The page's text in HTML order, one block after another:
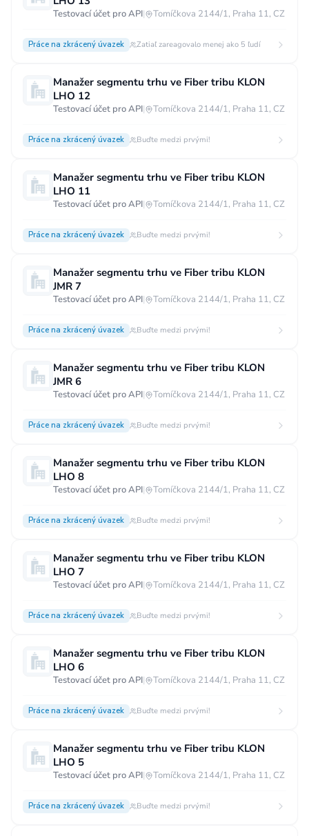
Testovací účet pro API| Tomíčkova 2144/1, Praha 11, CZ
Práce na zkrácený úvazek Zatiaľ zareagovalo menej ako 5 ľudí
Manažer segmentu trhu ve Fiber tribu KLON
LHO 12
Testovací účet pro API| Tomíčkova 2144/1, Praha 11, CZ
Práce na zkrácený úvazek Buďte medzi prvými!
Manažer segmentu trhu ve Fiber tribu KLON
LHO 11
Testovací účet pro API| Tomíčkova 2144/1, Praha 11, CZ
Práce na zkrácený úvazek Buďte medzi prvými!
Manažer segmentu trhu ve Fiber tribu KLON
JMR 7
Testovací účet pro API| Tomíčkova 2144/1, Praha 11, CZ
Práce na zkrácený úvazek Buďte medzi prvými!
Manažer segmentu trhu ve Fiber tribu KLON
JMR 6
Testovací účet pro API| Tomíčkova 2144/1, Praha 11, CZ
Práce na zkrácený úvazek Buďte medzi prvými!
Manažer segmentu trhu ve Fiber tribu KLON
LHO 8
Testovací účet pro API| Tomíčkova 2144/1, Praha 11, CZ
Práce na zkrácený úvazek Buďte medzi prvými!
Manažer segmentu trhu ve Fiber tribu KLON
LHO 7
Testovací účet pro API| Tomíčkova 2144/1, Praha 11, CZ
Práce na zkrácený úvazek Buďte medzi prvými!
Manažer segmentu trhu ve Fiber tribu KLON
LHO 6
Testovací účet pro API| Tomíčkova 2144/1, Praha 11, CZ
Práce na zkrácený úvazek Buďte medzi prvými!
Manažer segmentu trhu ve Fiber tribu KLON
LHO 5
Testovací účet pro API| Tomíčkova 2144/1, Praha 11, CZ
Práce na zkrácený úvazek Buďte medzi prvými!